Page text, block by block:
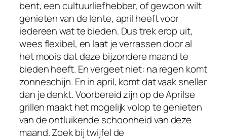
bent, een cultuurliefhebber, of gewoon wilt
genieten van de lente, april heeft voor
iedereen wat te bieden. Dus trek erop uit,
wees flexibel, en laat je verrassen door al
het moois dat deze bijzondere maand te
bieden heeft. En vergeet niet: na regen komt
zonneschijn. En in april, komt dat vaak sneller
dan je denkt. Voorbereid zijn op de Aprilse
grillen maakt het mogelijk volop te genieten
van de ontluikende schoonheid van deze
maand. Zoek bij twijfel de